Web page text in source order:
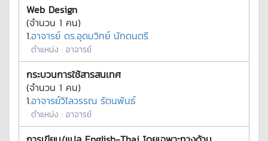
Web Design
(จำนวน 1 คน)
1.อาจารย์ ดร.อุดมวิทย์ นักดนตรี
ตำแหน่ง : อาจารย์
กระบวนการใช้สารสนเทศ
(จำนวน 1 คน)
1.อาจารย์วิไลวรรณ รัตนพันธ์
ตำแหน่ง : อาจารย์